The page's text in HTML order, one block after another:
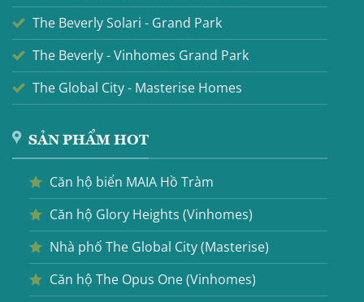
The Beverly Solari - Grand Park
The Beverly - Vinhomes Grand Park
The Global City - Masterise Homes
SẢN PHẨM HOT
Căn hộ biển MAIA Hồ Tràm
Căn hộ Glory Heights (Vinhomes)
Nhà phố The Global City (Masterise)
Căn hộ The Opus One (Vinhomes)